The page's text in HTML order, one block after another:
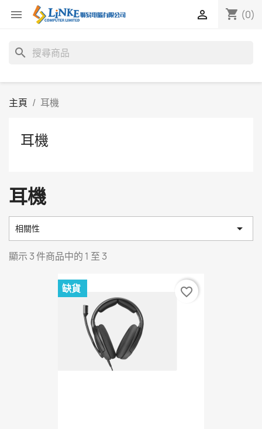
 shopping_cart (0)

search
主頁 耳機
耳機
耳機
相關性 
顯示 3 件商品中的 1 至 3
缺貨 favorite_border